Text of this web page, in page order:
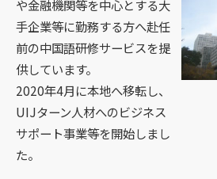
や金融機関等を中心とする大
手企業等に勤務する方へ赴任
前の中国語研修サービスを提
供しています。
2020年4月に本地へ移転し、
UIJターン人材へのビジネス
サポート事業等を開始しまし
た。